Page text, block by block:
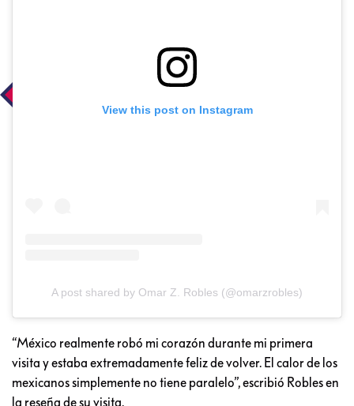
View this post on Instagram
A post shared by Omar Z. Robles (@omarzrobles)
“México realmente robó mi corazón durante mi primera
visita y estaba extremadamente feliz de volver. El calor de los
mexicanos simplemente no tiene paralelo”, escribió Robles en
la reseña de su visita.